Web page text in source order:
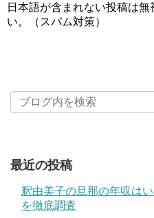
日本語が含まれない投稿は
い。（スパム対策）
最近の投稿
釈由美子の旦那の年収は
を徹底調査